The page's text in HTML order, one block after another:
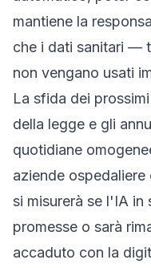
mantiene la
che i dati sanitari —
non vengano usati
La sfida dei
della legge e gli
quotidiane
aziende
si misurerà se l'IA in
promesse o sarà
accaduto con la